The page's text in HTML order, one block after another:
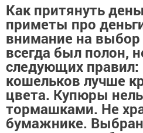
Как притянуть
приметы про
внимание на
всегда был полон,
следующих
кошельков лучше
цвета. Купюры
тормашками. Не
бумажнике.